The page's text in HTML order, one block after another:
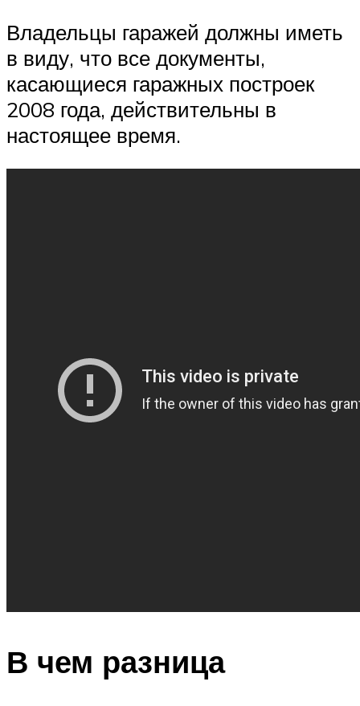
Владельцы гаражей должны иметь
в виду, что все документы,
касающиеся гаражных построек
2008 года, действительны в
настоящее время.
В чем разница